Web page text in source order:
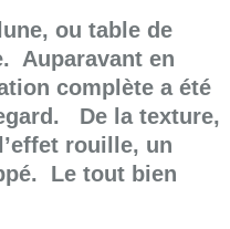
ou table de
Auparavant en
complète a été
De la texture,
rouille, un
Le tout bien